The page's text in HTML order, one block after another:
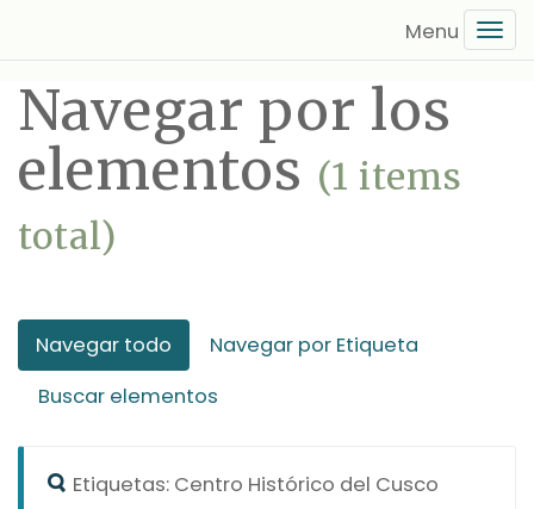
principal
Navegar por los
elementos (1 items
total)
Navegar todo
Navegar por Etiqueta
Buscar elementos
Etiquetas: Centro Histórico del Cusco